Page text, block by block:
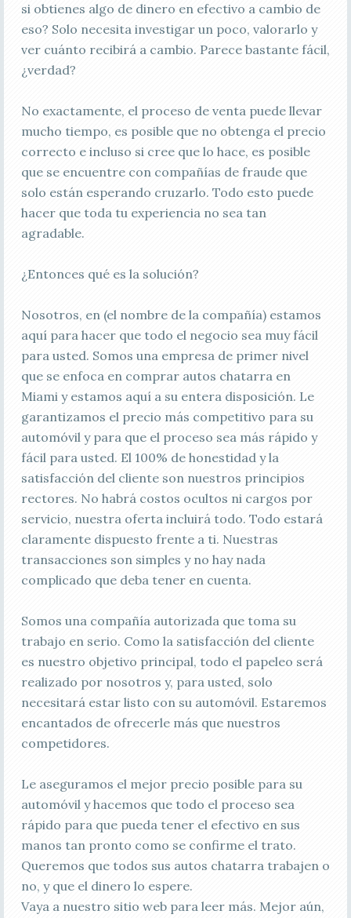
si obtienes algo de dinero en efectivo a cambio de
eso? Solo necesita investigar un poco, valorarlo y
ver cuánto recibirá a cambio. Parece bastante fácil,
¿verdad?
No exactamente, el proceso de venta puede llevar
mucho tiempo, es posible que no obtenga el precio
correcto e incluso si cree que lo hace, es posible
que se encuentre con compañías de fraude que
solo están esperando cruzarlo. Todo esto puede
hacer que toda tu experiencia no sea tan
agradable.
¿Entonces qué es la solución?
Nosotros, en (el nombre de la compañía) estamos
aquí para hacer que todo el negocio sea muy fácil
para usted. Somos una empresa de primer nivel
que se enfoca en comprar autos chatarra en
Miami y estamos aquí a su entera disposición. Le
garantizamos el precio más competitivo para su
automóvil y para que el proceso sea más rápido y
fácil para usted. El 100% de honestidad y la
satisfacción del cliente son nuestros principios
rectores. No habrá costos ocultos ni cargos por
servicio, nuestra oferta incluirá todo. Todo estará
claramente dispuesto frente a ti. Nuestras
transacciones son simples y no hay nada
complicado que deba tener en cuenta.
Somos una compañía autorizada que toma su
trabajo en serio. Como la satisfacción del cliente
es nuestro objetivo principal, todo el papeleo será
realizado por nosotros y, para usted, solo
necesitará estar listo con su automóvil. Estaremos
encantados de ofrecerle más que nuestros
competidores.
Le aseguramos el mejor precio posible para su
automóvil y hacemos que todo el proceso sea
rápido para que pueda tener el efectivo en sus
manos tan pronto como se confirme el trato.
Queremos que todos sus autos chatarra trabajen o
no, y que el dinero lo espere.
Vaya a nuestro sitio web para leer más. Mejor aún,